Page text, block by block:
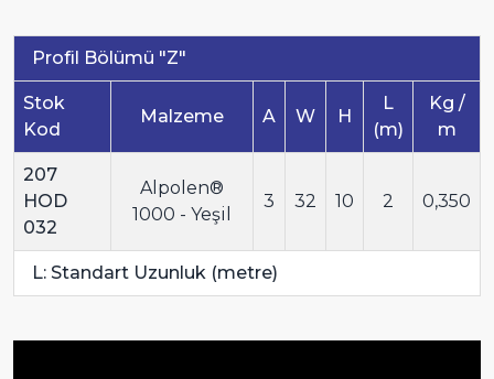
Profil Bölümü "Z"
Stok
Kod
Malzeme A W H
L
(m)
Kg /
m
207
HOD
032
Alpolen®
1000 - Yeşil
3 32 10 2 0,350
L: Standart Uzunluk (metre)